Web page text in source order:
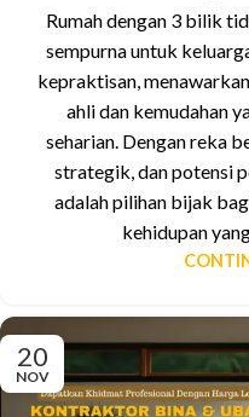
Rumah dengan 3 bilik
sempurna untuk
kepraktisan,
ahli dan kemudahan
seharian. Dengan reka
strategik, dan potensi
adalah pilihan bijak
kehidupan
20
NOV